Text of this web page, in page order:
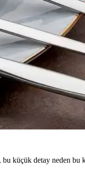
küçük detay neden